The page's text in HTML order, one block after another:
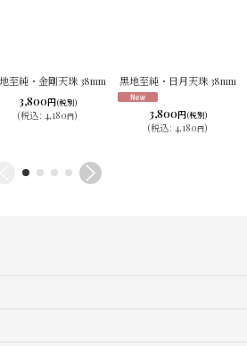
至純・金剛天珠 38mm
3,800円(税別)
(税込: 4,180円)
黒地至純・日月天珠 38mm
3,800円(税別)
(税込: 4,180円)